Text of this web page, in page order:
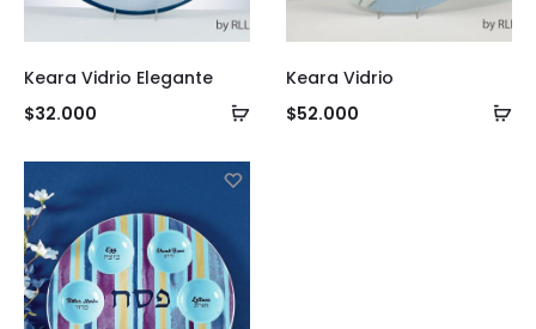
Añadir
Keara Vidrio Elegante
$32.000
Keara Vidrio
$52.000